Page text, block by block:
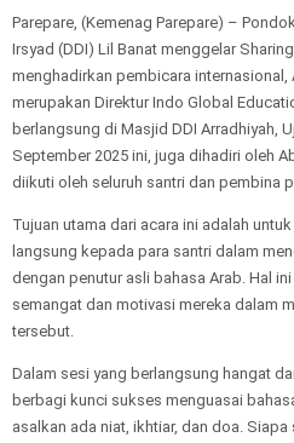
Parepare, (Kemenag Parepare) –
Irsyad (DDI) Lil Banat menggelar
menghadirkan pembicara internasional,
merupakan Direktur Indo Global
berlangsung di Masjid DDI Arradhiyah,
September 2025 ini, juga dihadiri oleh
diikuti oleh seluruh santri dan pembina
Tujuan utama dari acara ini adalah
langsung kepada para santri dalam
dengan penutur asli bahasa Arab. Hal
semangat dan motivasi mereka dalam
tersebut.
Dalam sesi yang berlangsung hangat
berbagi kunci sukses menguasai
asalkan ada niat, ikhtiar, dan doa.